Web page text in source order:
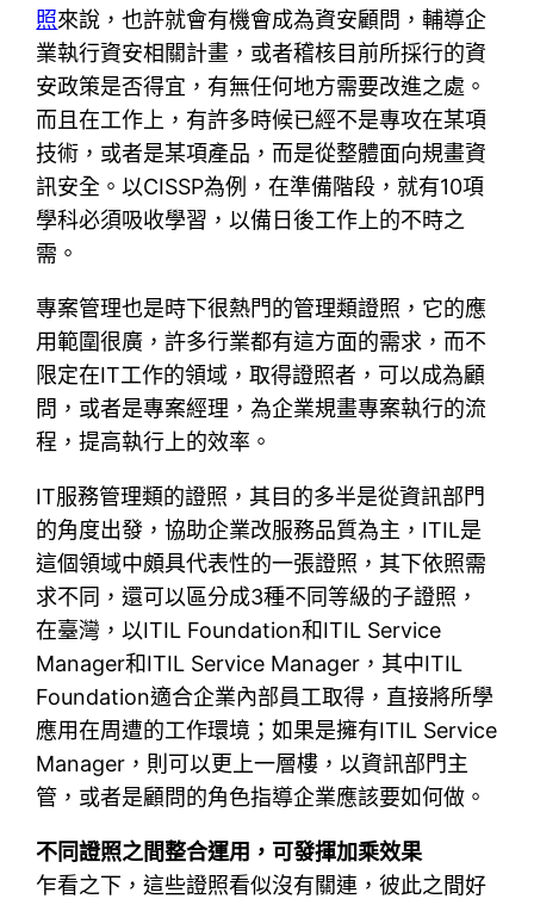
照來說，也許就會有機會成為資安顧問，輔導企
業執行資安相關計畫，或者稽核目前所採行的資
安政策是否得宜，有無任何地方需要改進之處。
而且在工作上，有許多時候已經不是專攻在某項
技術，或者是某項產品，而是從整體面向規畫資
訊安全。以CISSP為例，在準備階段，就有10項
學科必須吸收學習，以備日後工作上的不時之
需。
專案管理也是時下很熱門的管理類證照，它的應
用範圍很廣，許多行業都有這方面的需求，而不
限定在IT工作的領域，取得證照者，可以成為顧
問，或者是專案經理，為企業規畫專案執行的流
程，提高執行上的效率。
IT服務管理類的證照，其目的多半是從資訊部門
的角度出發，協助企業改服務品質為主，ITIL是
這個領域中頗具代表性的一張證照，其下依照需
求不同，還可以區分成3種不同等級的子證照，
在臺灣，以ITIL Foundation和ITIL Service
Manager和ITIL Service Manager，其中ITIL
Foundation適合企業內部員工取得，直接將所學
應用在周遭的工作環境；如果是擁有ITIL Service
Manager，則可以更上一層樓，以資訊部門主
管，或者是顧問的角色指導企業應該要如何做。
不同證照之間整合運用，可發揮加乘效果
乍看之下，這些證照看似沒有關連，彼此之間好